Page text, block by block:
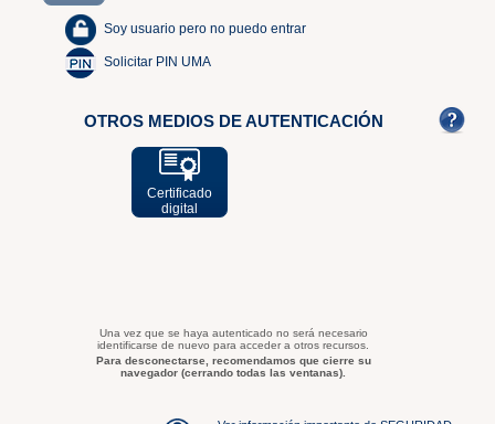
Soy usuario pero no puedo entrar
Solicitar PIN UMA
OTROS MEDIOS DE AUTENTICACIÓN
Certificado
digital
Una vez que se haya autenticado no será necesario
identificarse de nuevo para acceder a otros recursos.
Para desconectarse, recomendamos que cierre su
navegador (cerrando todas las ventanas).